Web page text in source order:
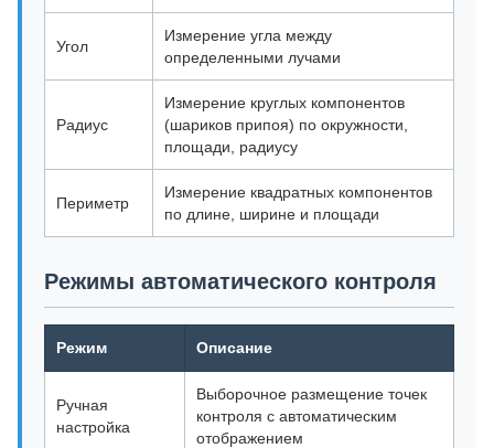
Угол
Измерение угла между
определенными лучами
Радиус
Измерение круглых компонентов
(шариков припоя) по окружности,
площади, радиусу
Периметр
Измерение квадратных компонентов
по длине, ширине и площади
Режимы автоматического контроля
Режим Описание
Ручная
настройка
Выборочное размещение точек
контроля с автоматическим
отображением